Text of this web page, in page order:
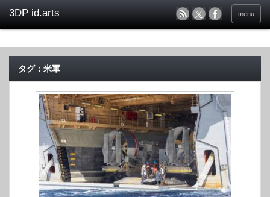
menu
タグ：米軍